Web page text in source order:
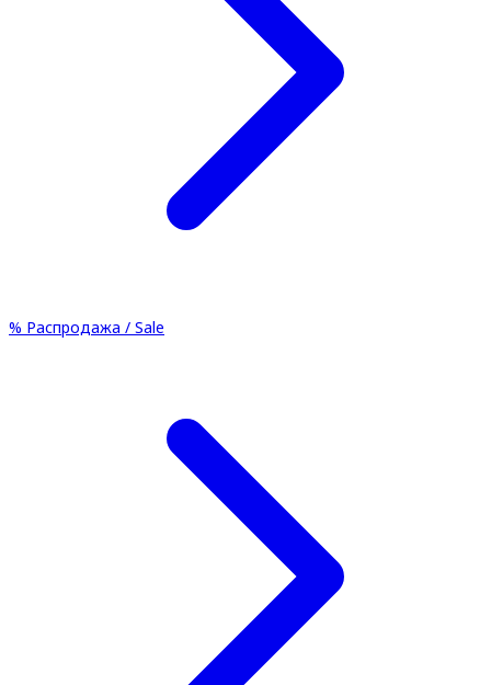
% Распродажа / Sale